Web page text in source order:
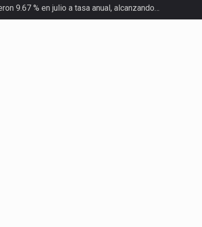
9.67 % en julio a tasa anual, alcanzando…
de Estados Unidos mantener e…
Departamento de Agricultura de Estados Unidos…
nacen de una interpretación equivocada de…
las quejas bajo el Mecanismo…
el 5 de agosto de 2026…